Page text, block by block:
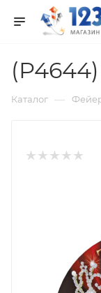
Каталог —